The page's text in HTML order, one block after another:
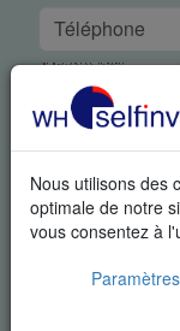
Nous utilisons des
optimale de notre
vous consentez à
DÉMO
En demandant cet
que nous pouvons
supplémentaires
événements
vous désabonner